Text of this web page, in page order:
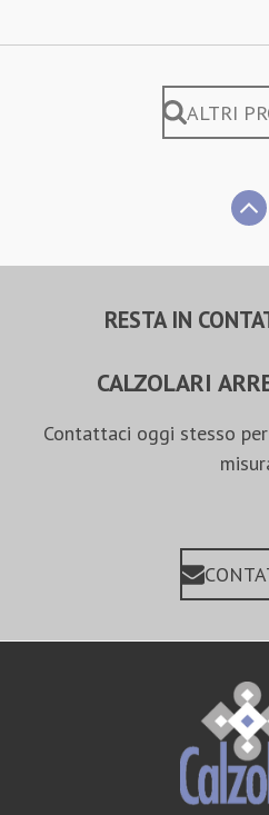
ALTRI
RESTA IN
CALZOLARI
Contattaci oggi stesso